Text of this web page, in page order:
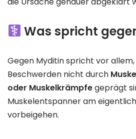
Was spricht
Gegen Myditin spricht vor
Beschwerden nicht durch
oder Muskelkrämpfegeprägt
Muskelentspanner am
vorbeigehen.